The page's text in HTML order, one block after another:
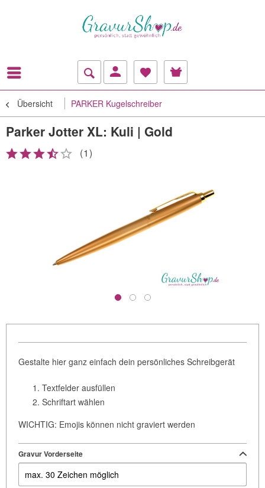
Übersicht PARKER Kugelschreiber
Parker Jotter XL: Kuli | Gold
(1)
Gestalte hier ganz einfach dein persönliches Schreibgerät
Textfelder ausfüllen
Schriftart wählen
WICHTIG: Emojis können nicht graviert werden
Gravur Vorderseite